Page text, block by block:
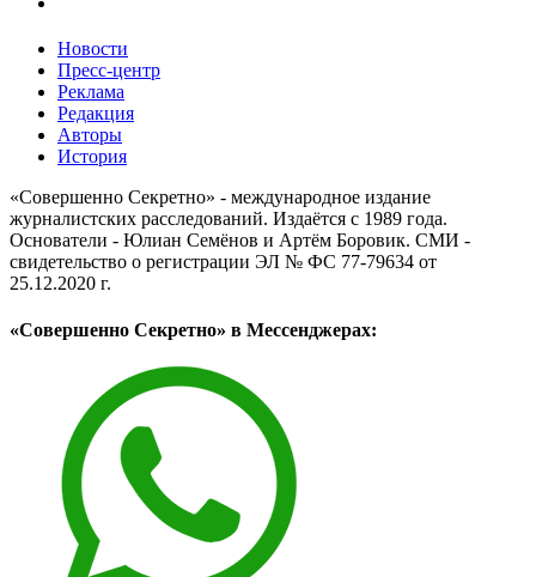
Новости
Пресс-центр
Реклама
Редакция
Авторы
История
«Совершенно Секретно» - международное издание
журналистских расследований. Издаётся с 1989 года.
Основатели - Юлиан Семёнов и Артём Боровик. CМИ -
свидетельство о регистрации ЭЛ № ФС 77-79634 от
25.12.2020 г.
«Совершенно Секретно» в Мессенджерах: